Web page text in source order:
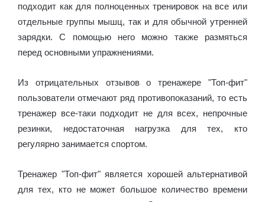
подходит как для полноценных тренировок на все или
отдельные группы мышц, так и для обычной утренней
зарядки. С помощью него можно также размяться
перед основными упражнениями.
Из отрицательных отзывов о тренажере "Топ-фит"
пользователи отмечают ряд противопоказаний, то есть
тренажер все-таки подходит не для всех, непрочные
резинки, недостаточная нагрузка для тех, кто
регулярно занимается спортом.
Тренажер "Топ-фит" является хорошей альтернативой
для тех, кто не может большое количество времени